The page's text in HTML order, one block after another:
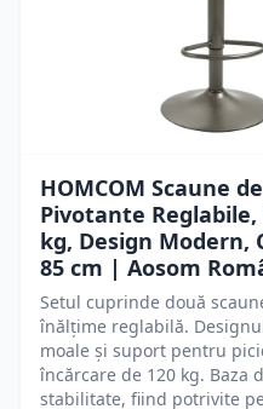
HOMCOM Scaune
Pivotante
kg, Design Modern,
85 cm | Aosom
Setul cuprinde două
înălțime reglabilă.
moale și suport pentru
încărcare de 120 kg. Baza
stabilitate, fiind potrivite